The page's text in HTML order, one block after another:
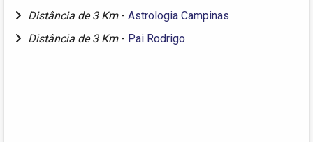
Distância de 3 Km - Astrologia Campinas
Distância de 3 Km - Pai Rodrigo